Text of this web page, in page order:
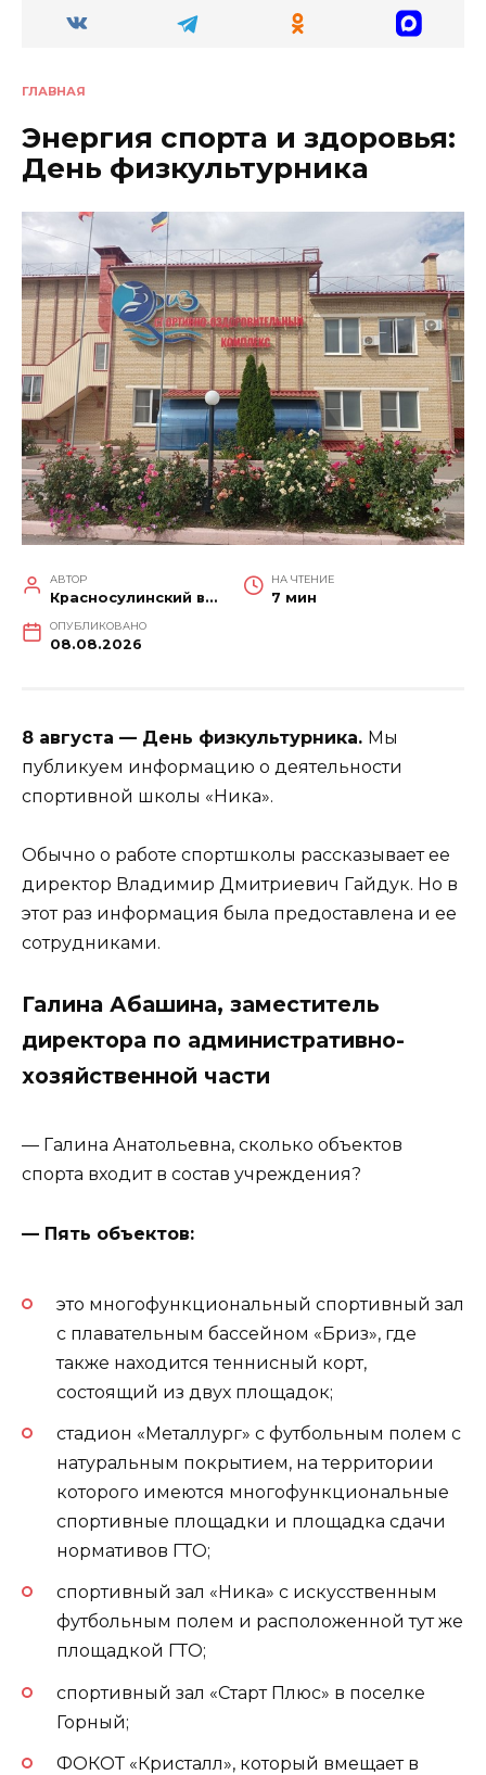
ГЛАВНАЯ
Энергия спорта и здоровья:
День физкультурника
АВТОР
Красносулинский вестник
НА ЧТЕНИЕ
7 мин
ОПУБЛИКОВАНО
08.08.2026
8 августа — День физкультурника. Мы
публикуем информацию о деятельности
спортивной школы «Ника».
Обычно о работе спортшколы рассказывает ее
директор Владимир Дмитриевич Гайдук. Но в
этот раз информация была предоставлена и ее
сотрудниками.
Галина Абашина, заместитель
директора по административно-
хозяйственной части
— Галина Анатольевна, сколько объектов
спорта входит в состав учреждения?
— Пять объектов:
это многофункциональный спортивный зал
с плавательным бассейном «Бриз», где
также находится теннисный корт,
состоящий из двух площадок;
стадион «Металлург» с футбольным полем с
натуральным покрытием, на территории
которого имеются многофункциональные
спортивные площадки и площадка сдачи
нормативов ГТО;
спортивный зал «Ника» с искусственным
футбольным полем и расположенной тут же
площадкой ГТО;
спортивный зал «Старт Плюс» в поселке
Горный;
ФОКОТ «Кристалл», который вмещает в